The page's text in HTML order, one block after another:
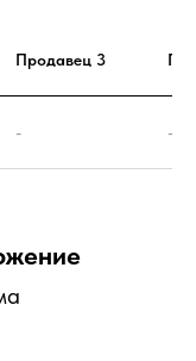
Продавец 3
- -